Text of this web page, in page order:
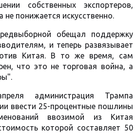
собственных экспортеров,
не понижается искусственно.
обещал поддержку
и теперь развязывает
Китая. В то же время, сам
что это не торговая война, а
администрация Трампа
ввести 25-процентные пошлины
ввозимой из Китая
которой составляет 50